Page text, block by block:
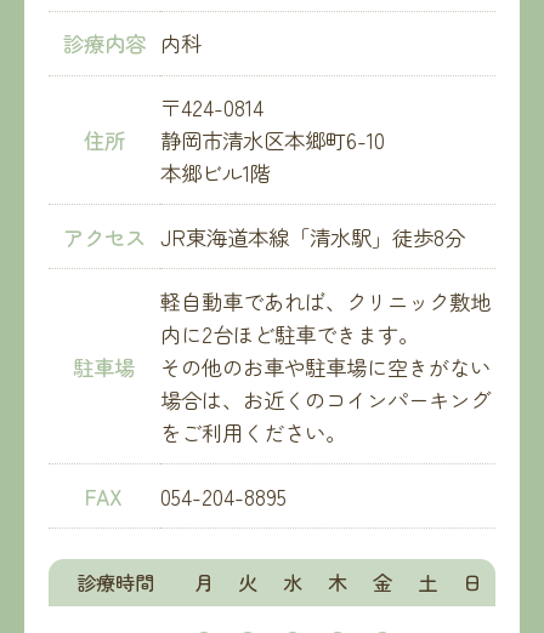
診療内容 内科
住所
〒424-0814
静岡市清水区本郷町6-10
本郷ビル1階
アクセス JR東海道本線「清水駅」徒歩8分
駐車場
軽自動車であれば、クリニック敷地
内に2台ほど駐車できます。
その他のお車や駐車場に空きがない
場合は、お近くのコインパーキング
をご利用ください。
FAX 054-204-8895
診療時間 月 火 水 木 金 土
日